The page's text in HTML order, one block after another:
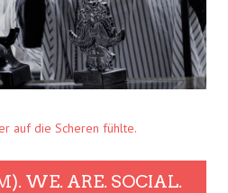
auf die Scheren fühlte.
WE. ARE. SOCIAL.